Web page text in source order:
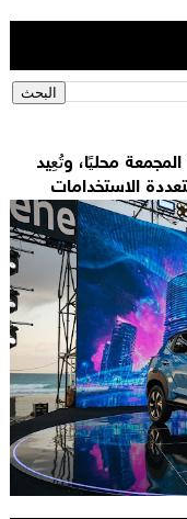
محليًا، وتُعِيد
الاستخدامات